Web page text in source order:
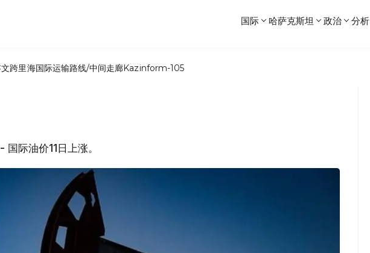
国际 哈萨克斯坦 政治 分析
跨里海国际运输路线/中间走廊Kazinform-105
际油价11日上涨。